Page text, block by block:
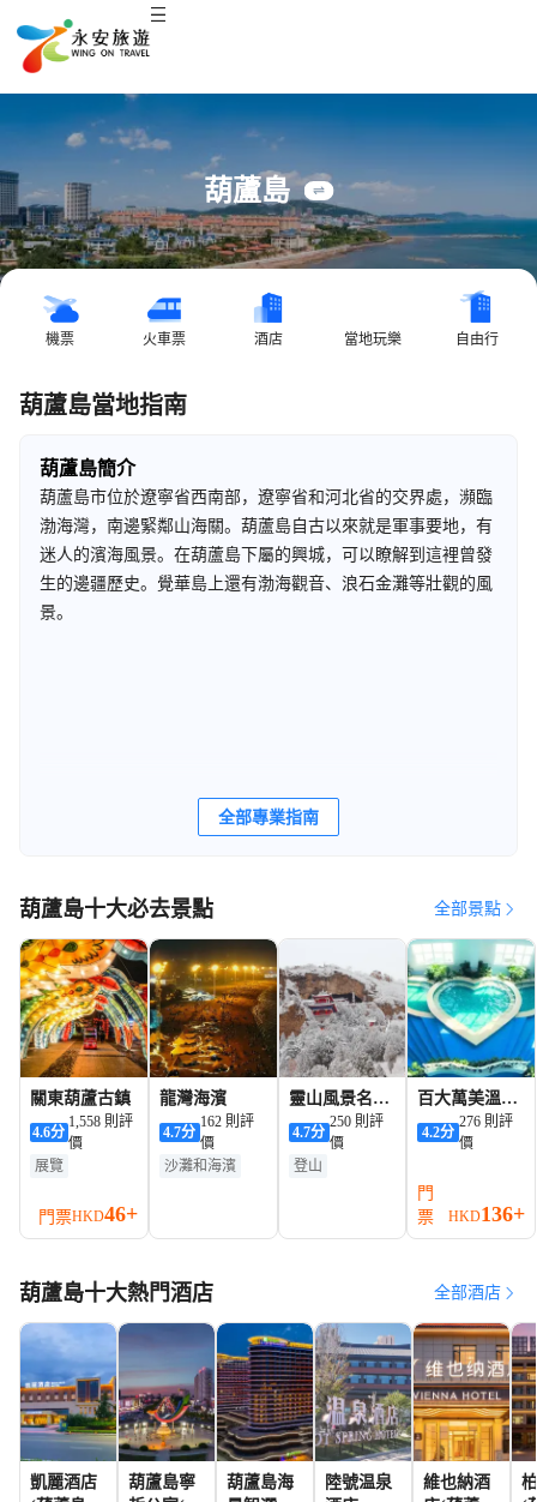
葫蘆島
機票 火車票 酒店 當地玩樂 自由行
葫蘆島當地指南
葫蘆島簡介
葫蘆島市位於遼寧省西南部，遼寧省和河北省的交界處，瀕臨
渤海灣，南邊緊鄰山海關。葫蘆島自古以來就是軍事要地，有
迷人的濱海風景。在葫蘆島下屬的興城，可以瞭解到這裡曾發
生的邊疆歷史。覺華島上還有渤海觀音、浪石金灘等壯觀的風
景。
全部專業指南
葫蘆島十大必去景點 全部景點
關東葫蘆古鎮
4.6分
1,558 則評
價
展覽
遊船觀光 夜景
門票HKD46+
龍灣海濱
4.7分
162 則評
價
沙灘和海濱
靈山風景名勝
區
4.7分
250 則評
價
登山
百大萬美溫泉
水上樂園
4.2分
276 則評
價
門
票
HKD136+
葫蘆島十大熱門酒店 全部酒店
凱麗酒店
葫蘆島寧
葫蘆島海
陸號温泉
維也納酒